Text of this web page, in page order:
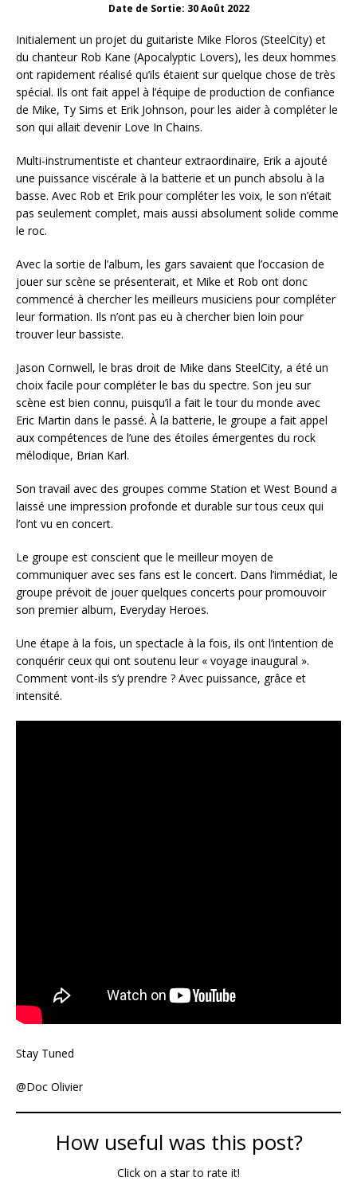
Date de Sortie: 30 Août 2022
Initialement un projet du guitariste Mike Floros (SteelCity) et
du chanteur Rob Kane (Apocalyptic Lovers), les deux hommes
ont rapidement réalisé qu’ils étaient sur quelque chose de très
spécial. Ils ont fait appel à l’équipe de production de confiance
de Mike, Ty Sims et Erik Johnson, pour les aider à compléter le
son qui allait devenir Love In Chains.
Multi-instrumentiste et chanteur extraordinaire, Erik a ajouté
une puissance viscérale à la batterie et un punch absolu à la
basse. Avec Rob et Erik pour compléter les voix, le son n’était
pas seulement complet, mais aussi absolument solide comme
le roc.
Avec la sortie de l’album, les gars savaient que l’occasion de
jouer sur scène se présenterait, et Mike et Rob ont donc
commencé à chercher les meilleurs musiciens pour compléter
leur formation. Ils n’ont pas eu à chercher bien loin pour
trouver leur bassiste.
Jason Cornwell, le bras droit de Mike dans SteelCity, a été un
choix facile pour compléter le bas du spectre. Son jeu sur
scène est bien connu, puisqu’il a fait le tour du monde avec
Eric Martin dans le passé. À la batterie, le groupe a fait appel
aux compétences de l’une des étoiles émergentes du rock
mélodique, Brian Karl.
Son travail avec des groupes comme Station et West Bound a
laissé une impression profonde et durable sur tous ceux qui
l’ont vu en concert.
Le groupe est conscient que le meilleur moyen de
communiquer avec ses fans est le concert. Dans l’immédiat, le
groupe prévoit de jouer quelques concerts pour promouvoir
son premier album, Everyday Heroes.
Une étape à la fois, un spectacle à la fois, ils ont l’intention de
conquérir ceux qui ont soutenu leur « voyage inaugural ».
Comment vont-ils s’y prendre ? Avec puissance, grâce et
intensité.
Stay Tuned
@Doc Olivier
How useful was this post?
Click on a star to rate it!